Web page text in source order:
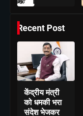
Recent Post
केंद्रीय मंत्री
को धमकी भरा
संदेश भेजकर